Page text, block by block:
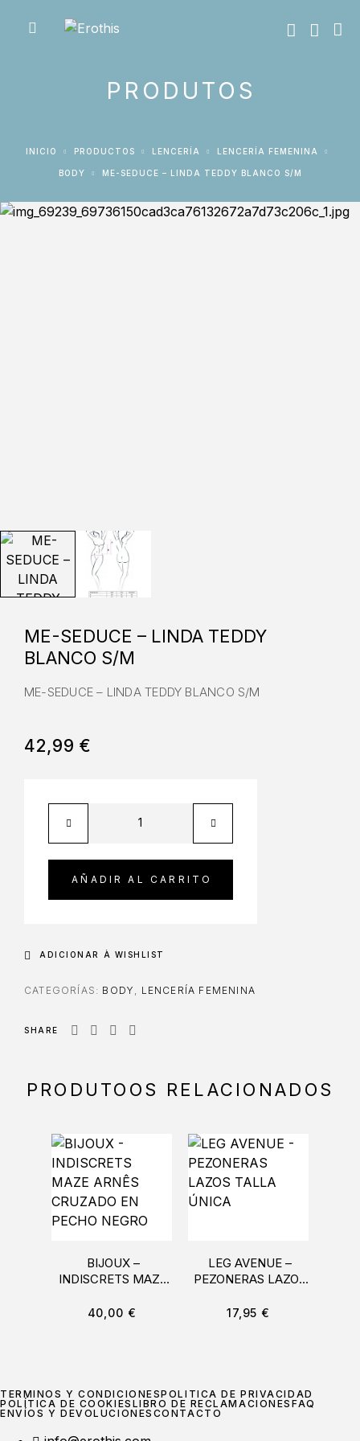
PRODUTOS
INICIO PRODUCTOS LENCERÍA LENCERÍA FEMENINA
BODY ME-SEDUCE – LINDA TEDDY BLANCO S/M
ME-SEDUCE – LINDA TEDDY
BLANCO S/M
ME-SEDUCE – LINDA TEDDY BLANCO S/M
42,99 €
AÑADIR AL CARRITO
ADICIONAR À WISHLIST
CATEGORÍAS: BODY LENCERÍA FEMENINA
SHARE
PRODUTOOS RELACIONADOS
BIJOUX –
INDISCRETS MAZE
EN PECHO NEGRO
40,00 €
LEG AVENUE –
PEZONERAS LAZOS
17,95 €
TÉRMINOS Y CONDICIONESPOLÍTICA DE PRIVACIDAD
POLÍTICA DE COOKIES LIBRO DE RECLAMACIONES FAQ
ENVÍOS Y DEVOLUCIONES CONTACTO